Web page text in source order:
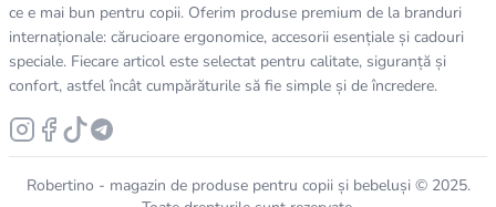
ce e mai bun pentru copii. Oferim produse premium de la branduri
internaționale: cărucioare ergonomice, accesorii esențiale și cadouri
speciale. Fiecare articol este selectat pentru calitate, siguranță și
confort, astfel încât cumpărăturile să fie simple și de încredere.
Robertino - magazin de produse pentru copii și bebeluși © 2025.